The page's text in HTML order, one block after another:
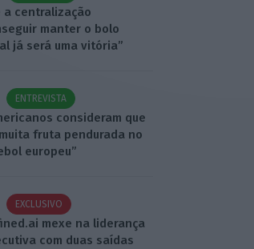
a centralização
manter o bolo
já será uma vitória”
ENTREVISTA
consideram que
fruta pendurada no
europeu”
EXCLUSIVO
mexe na liderança
com duas saídas